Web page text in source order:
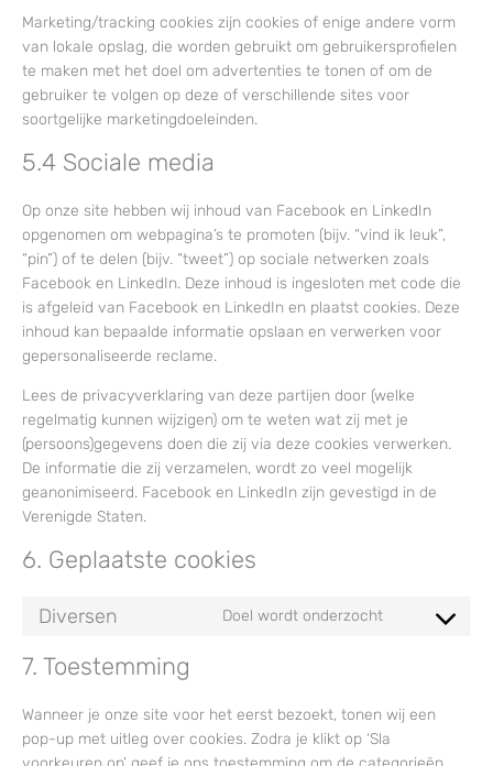
Marketing/tracking cookies zijn cookies of enige andere vorm
van lokale opslag, die worden gebruikt om gebruikersprofielen
te maken met het doel om advertenties te tonen of om de
gebruiker te volgen op deze of verschillende sites voor
soortgelijke marketingdoeleinden.
5.4 Sociale media
Op onze site hebben wij inhoud van Facebook en LinkedIn
opgenomen om webpagina’s te promoten (bijv. “vind ik leuk”,
“pin”) of te delen (bijv. “tweet”) op sociale netwerken zoals
Facebook en LinkedIn. Deze inhoud is ingesloten met code die
is afgeleid van Facebook en LinkedIn en plaatst cookies. Deze
inhoud kan bepaalde informatie opslaan en verwerken voor
gepersonaliseerde reclame.
Lees de privacyverklaring van deze partijen door (welke
regelmatig kunnen wijzigen) om te weten wat zij met je
(persoons)gegevens doen die zij via deze cookies verwerken.
De informatie die zij verzamelen, wordt zo veel mogelijk
geanonimiseerd. Facebook en LinkedIn zijn gevestigd in de
Verenigde Staten.
6. Geplaatste cookies
Diversen Doel wordt onderzocht
Consent
diversen
7. Toestemming
Wanneer je onze site voor het eerst bezoekt, tonen wij een
pop-up met uitleg over cookies. Zodra je klikt op ‘Sla